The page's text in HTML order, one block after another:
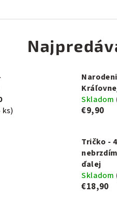
ks)
Skladom
€9,90
Tričko -
ďalej
Skladom
€18,90